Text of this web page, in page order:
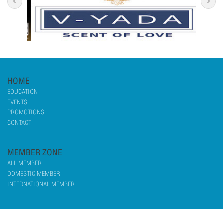
HOME
EDUCATION
EVENTS
PROMOTIONS
CONTACT
MEMBER ZONE
ALL MEMBER
DOMESTIC MEMBER
INTERNATIONAL MEMBER